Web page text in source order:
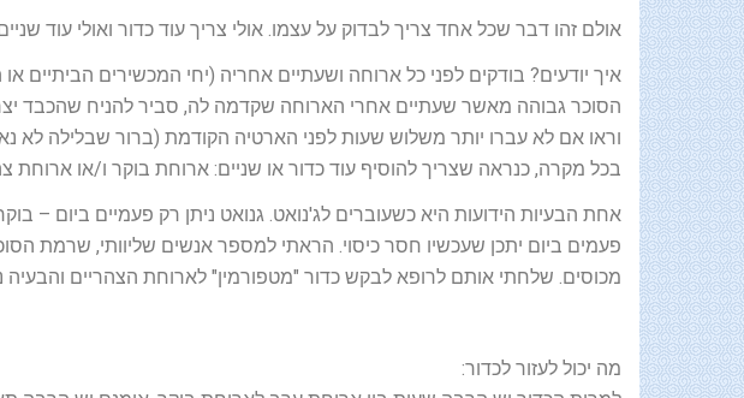
אולם זהו דבר שכל אחד צריך לבדוק על עצמו. אולי צריך עוד כדור ואולי עוד
איך יודעים? בודקים לפני כל ארוחה ושעתיים אחריה (יחי המכשירים הביתיים
הסוכר גבוהה מאשר שעתיים אחרי הארוחה שקדמה לה, סביר להניח שהכבד יצר
וראו אם לא עברו יותר משלוש שעות לפני הארטיה הקודמת (ברור שבלילה לא
בכל מקרה, כנראה שצריך להוסיף עוד כדור או שניים: ארוחת בוקר ו/או ארוחת
פעמים ביום יתכן שעכשיו חסר כיסוי. הראתי למספר אנשים שליוותי, שרמת
מכוסים. שלחתי אותם לרופא לבקש כדור "מטפורמין" לארוחת הצהריים והבעיה
מה יכול לעזור לכדור: